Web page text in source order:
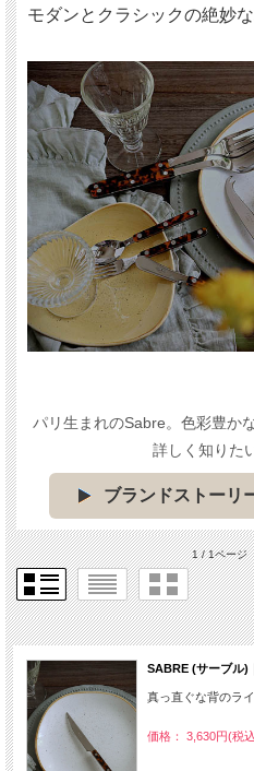
モダンとクラシックの絶妙な
パリ生まれのSabre。色彩豊か
詳しく知りた
ブランドストーリ
1 / 1ページ
SABRE (サーブル)
真っ直ぐな背のラ
価格： 3,630円(税